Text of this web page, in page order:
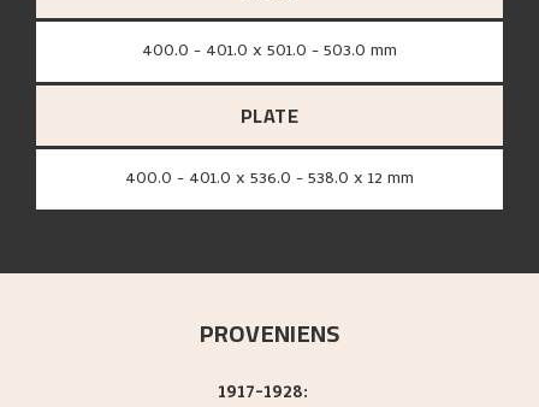
400.0 - 401.0 x 501.0 - 503.0 mm
PLATE
400.0 - 401.0 x 536.0 - 538.0 x 12 mm
PROVENIENS
1917-1928: